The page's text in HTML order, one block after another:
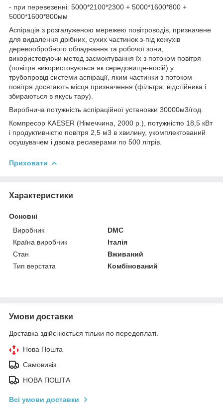
- при перевезенні: 5000*2100*2300 + 5000*1600*800 +
5000*1600*800мм
Аспірація з розгалуженою мережею повітроводів, призначене
для видалення дрібних, сухих частинок з-під кожухів
деревообробного обладнання та робочої зони,
використовуючи метод засмоктування їх з потоком повітря
(повітря використовується як середовище-носій) у
трубопровід системи аспірації, яким частинки з потоком
повітря досягають місця призначення (фільтра, відстійника і
збираються в якусь тару).
Виробнича потужність аспіраційної установки 30000м3/год.
Компресор KAESER (Німеччина, 2000 р.), потужністю 18,5 кВт
і продуктивністю повітря 2,5 м3 в хвилину, укомплектований
осушувачем і двома ресиверами по 500 літрів.
Приховати
Характеристики
Основні
Виробник
DMC
Країна виробник
Італія
Стан
Вживаний
Тип верстата
Комбінований
Умови доставки
Доставка здійснюється тільки по передоплаті.
Нова Пошта
Самовивіз
НОВА ПОШТА
Всі умови доставки